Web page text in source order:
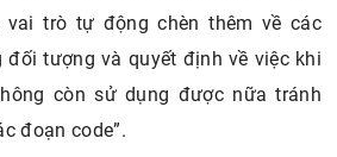
vai trò tự động chèn thêm về các
đối tượng và quyết định về việc khi
còn sử dụng được nữa tránh
đoạn code”.